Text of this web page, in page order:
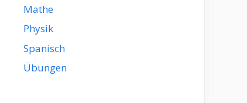
Mathe
Physik
Spanisch
Übungen